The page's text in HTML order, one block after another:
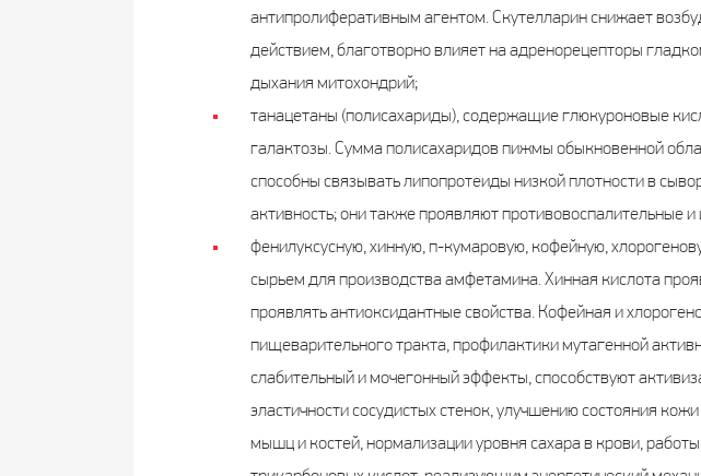
антипролиферативным агентом. Скутелларин снижает
действием, благотворно влияет на адренорецепторы
дыхания митохондрий;
танацетаны (полисахариды), содержащие глюкуроновые
галактозы. Сумма полисахаридов пижмы обыкновенной
способны связывать липопротеиды низкой плотности в
активность; они также проявляют противовоспалительные
фенилуксусную, хинную, п-кумаровую, кофейную,
сырьем для производства амфетамина. Хинная кислота
проявлять антиоксидантные свойства. Кофейная и
пищеварительного тракта, профилактики мутагенной
слабительный и мочегонный эффекты, способствуют
эластичности сосудистых стенок, улучшению состояния
мышц и костей, нормализации уровня сахара в крови,